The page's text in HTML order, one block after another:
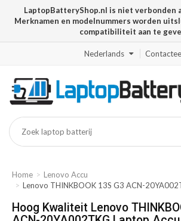
LaptopBatteryShop.nl is niet verbonden
Merknamen en modelnummers worden
compatibiliteit aan te
Nederlands
Home
Lenovo Accu
Lenovo THINKBOOK 13S G3 ACN-
Hoog Kwaliteit Lenovo